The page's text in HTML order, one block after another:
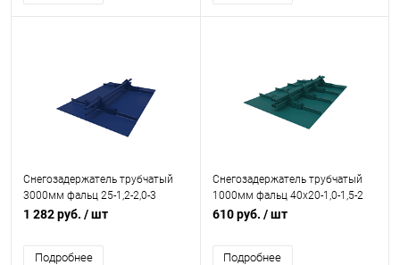
Снегозадержатель трубчатый
3000мм фальц 25-1,2-2,0-3
холоднокатанная сталь с
5002
1 282 руб. / шт
Подробнее
Снегозадержатель трубчатый
1000мм фальц 40x20-1,0-1,5-2
холоднокатанная сталь с
5021
610 руб. / шт
Подробнее